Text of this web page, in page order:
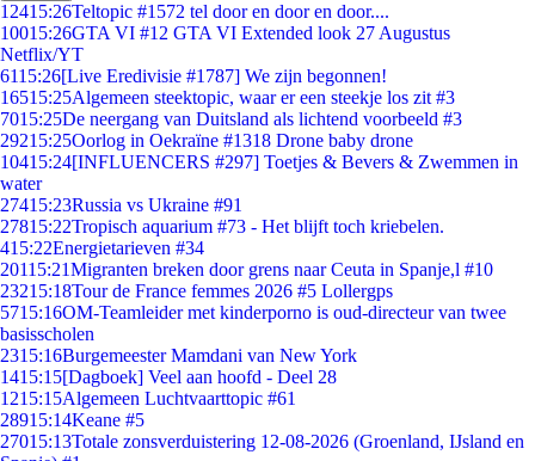
12415:26Teltopic #1572 tel door en door en door....
10015:26GTA VI #12 GTA VI Extended look 27 Augustus
Netflix/YT
6115:26[Live Eredivisie #1787] We zijn begonnen!
16515:25Algemeen steektopic, waar er een steekje los zit #3
7015:25De neergang van Duitsland als lichtend voorbeeld #3
29215:25Oorlog in Oekraïne #1318 Drone baby drone
10415:24[INFLUENCERS #297] Toetjes & Bevers & Zwemmen in
water
27415:23Russia vs Ukraine #91
27815:22Tropisch aquarium #73 - Het blijft toch kriebelen.
415:22Energietarieven #34
20115:21Migranten breken door grens naar Ceuta in Spanje,l #10
23215:18Tour de France femmes 2026 #5 Lollergps
5715:16OM-Teamleider met kinderporno is oud-directeur van twee
basisscholen
2315:16Burgemeester Mamdani van New York
1415:15[Dagboek] Veel aan hoofd - Deel 28
1215:15Algemeen Luchtvaarttopic #61
28915:14Keane #5
27015:13Totale zonsverduistering 12-08-2026 (Groenland, IJsland en